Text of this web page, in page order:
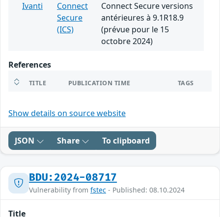
Ivanti
Connect
Secure
(ICS)
Connect Secure versions
antérieures à 9.1R18.9
(prévue pour le 15
octobre 2024)
References
TITLE PUBLICATION TIME TAGS
Show details on source website
JSON Share To clipboard
BDU:2024-08717
Vulnerability from fstec - Published: 08.10.2024
Title